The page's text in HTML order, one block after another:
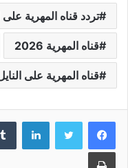
تردد قناه المهرية
قناه المهرية 2026
قناه المهرية على
طباعة